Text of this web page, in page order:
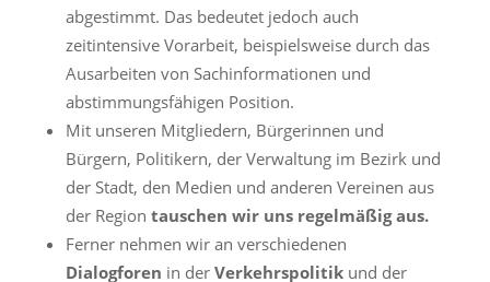
abgestimmt. Das bedeutet jedoch auch
zeitintensive Vorarbeit, beispielsweise durch das
Ausarbeiten von Sachinformationen und
abstimmungsfähigen Position.
Mit unseren Mitgliedern, Bürgerinnen und
Bürgern, Politikern, der Verwaltung im Bezirk und
der Stadt, den Medien und anderen Vereinen aus
der Region tauschen wir uns regelmäßig aus.
Ferner nehmen wir an verschiedenen
Dialogforen in der Verkehrspolitikund der